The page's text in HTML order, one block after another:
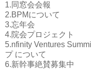
1.同窓会会報
2.BPMについて
3.忘年会
4.院会プロジェクト
5.nfinity Ventures
プ について
6.新幹事絶賛募集中